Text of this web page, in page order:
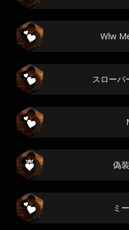
Wlw
スローバ
偽
ミ